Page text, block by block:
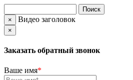
× Видео заголовок
×
Заказать обратный звонок
Ваше имя*